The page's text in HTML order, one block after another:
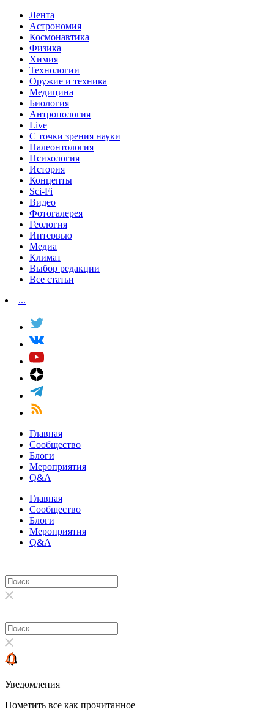
Лента
Астрономия
Космонавтика
Физика
Химия
Технологии
Оружие и техника
Медицина
Биология
Антропология
Live
С точки зрения науки
Палеонтология
Психология
История
Концепты
Sci-Fi
Видео
Фотогалерея
Геология
Интервью
Медиа
Климат
Выбор редакции
Все статьи
...
Главная
Сообщество
Блоги
Мероприятия
Q&A
Главная
Сообщество
Блоги
Мероприятия
Q&A
Уведомления
Пометить все как прочитанное